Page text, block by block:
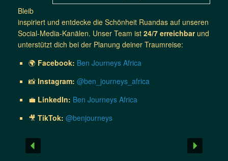
Bleib
inspiriert und entdecke die Schönheit Ruandas auf unseren
Social-Media-Kanälen. Unser Team ist 24/7 erreichbarund
unterstützt dich bei der Planung deiner Traumreise:
🌍 Facebook: Ben Journeys Africa
📸 Instagram: @ben_journeys_africa
💼 LinkedIn: Ben Journeys Africa
🎥 TikTok: @benjourneys